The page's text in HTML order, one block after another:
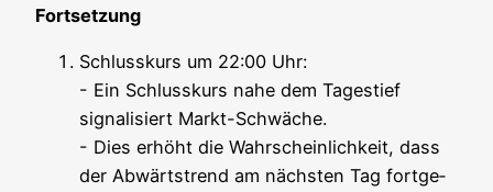
Fortsetzung
Schluss­kurs um 22:00 Uhr:
- Ein Schluss­kurs nahe dem Tages­tief
signa­li­siert Markt-Schwä­che.
- Dies erhöht die Wahr­schein­lich­keit, dass
der Abwärts­trend am nächs­ten Tag fort­ge­